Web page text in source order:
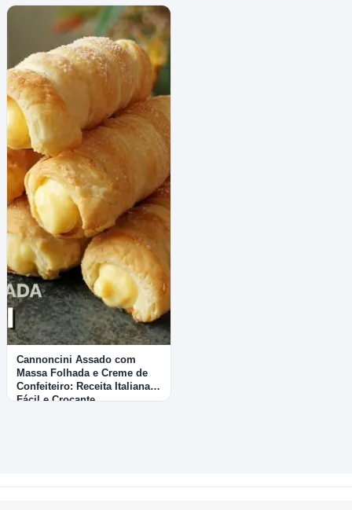
Cannoncini Assado com
Massa Folhada e Creme de
Confeiteiro: Receita Italiana
Fácil e Crocante